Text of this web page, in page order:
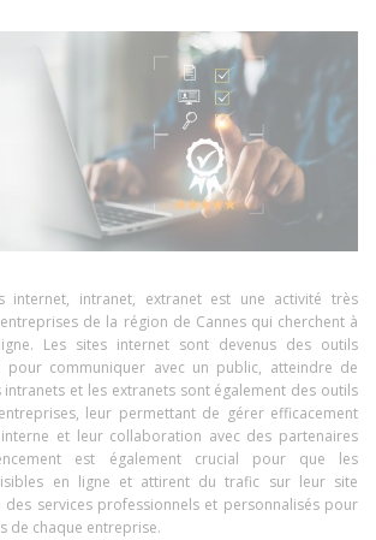
internet, intranet, extranet est une activité très
de la région de Cannes qui cherchent à
Les sites internet sont devenus des outils
pour communiquer avec un public, atteindre de
intranets et les extranets sont également des outils
leur permettant de gérer efficacement
et leur collaboration avec des partenaires
est également crucial pour que les
en ligne et attirent du trafic sur leur site
services professionnels et personnalisés pour
de chaque entreprise.